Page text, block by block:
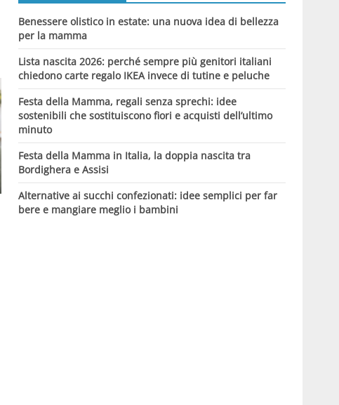
Benessere olistico in estate: una nuova idea di bellezza
per la mamma
Lista nascita 2026: perché sempre più genitori italiani
chiedono carte regalo IKEA invece di tutine e peluche
Festa della Mamma, regali senza sprechi: idee
sostenibili che sostituiscono fiori e acquisti dell’ultimo
minuto
Festa della Mamma in Italia, la doppia nascita tra
Bordighera e Assisi
Alternative ai succhi confezionati: idee semplici per far
bere e mangiare meglio i bambini